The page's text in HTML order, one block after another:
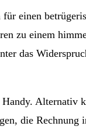
einen
zu einem
das
Alternativ
die Rechnung